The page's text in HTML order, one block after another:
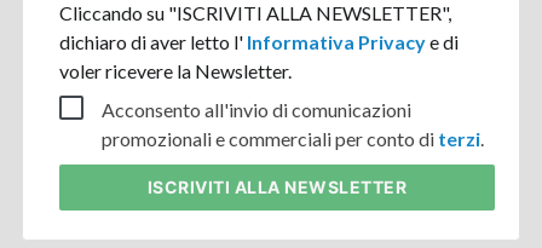
Cliccando su "ISCRIVITI ALLA NEWSLETTER",
dichiaro di aver letto l' Informativa Privacye di
voler ricevere la Newsletter.
Acconsento all'invio di comunicazioni
promozionali e commerciali per conto di terzi.
ISCRIVITI ALLA NEWSLETTER